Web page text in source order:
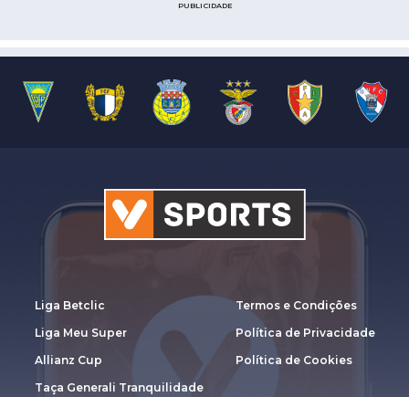
PUBLICIDADE
Liga Betclic
Liga Meu Super
Allianz Cup
Taça Generali Tranquilidade
Termos e Condições
Política de Privacidade
Política de Cookies